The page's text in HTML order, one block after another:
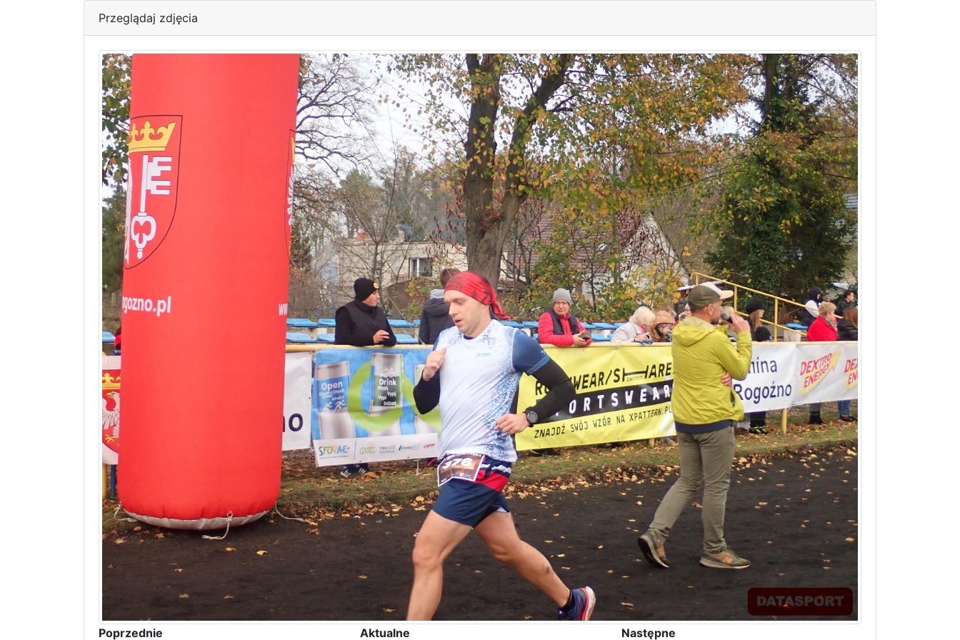
Przeglądaj zdjęcia
Poprzednie Aktualne Następne